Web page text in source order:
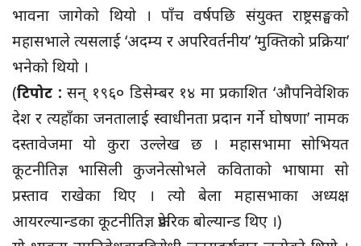
भावना जागेको थियो । पाँच वर्षपछि संयुक्त राष्ट्रसङ्घको
महासभाले त्यसलाई ‘अदम्य र अपरिवर्तनीय’ ‘मुक्तिको प्रक्रिया’
भनेको थियो ।
(टिपोट : सन् १९६० डिसेम्बर १४ मा प्रकाशित ‘औपनिवेशिक
देश र त्यहाँका जनतालाई स्वाधीनता प्रदान गर्ने घोषणा’ नामक
दस्तावेजमा यो कुरा उल्लेख छ । महासभामा सोभियत
कूटनीतिज्ञ भासिली कुजनेत्सोभले कविताको भाषामा सो
प्रस्ताव राखेका थिए । त्यो बेला महासभाका अध्यक्ष
आयरल्यान्डका कूटनीतिज्ञ फ्रेडरिक बोल्यान्ड थिए ।)